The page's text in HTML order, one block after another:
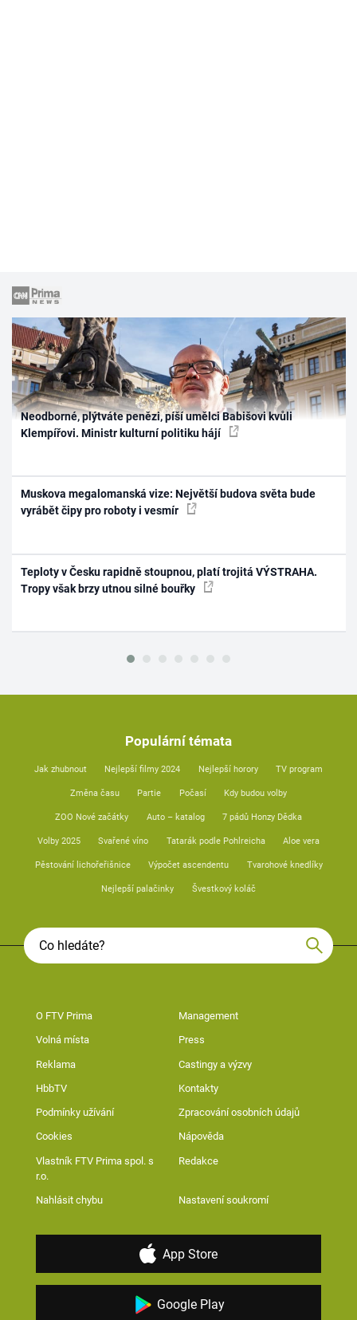
Neodborné, plýtváte penězi, píší umělci Babišovi kvůli
Klempířovi. Ministr kulturní politiku hájí
Muskova megalomanská vize: Největší budova světa bude
vyrábět čipy pro roboty i vesmír
Teploty v Česku rapidně stoupnou, platí trojitá VÝSTRAHA.
Tropy však brzy utnou silné bouřky
Populární témata
Jak zhubnout Nejlepší filmy 2024 Nejlepší horory TV program
Změna času Partie Počasí Kdy budou volby
ZOO Nové začátky Auto – katalog 7 pádů Honzy Dědka
Volby 2025 Svařené víno Tatarák podle Pohlreicha Aloe vera
Pěstování lichořeřišnice Výpočet ascendentu Tvarohové knedlíky
Nejlepší palačinky Švestkový koláč
O FTV Prima Management
Volná místa Press
Reklama Castingy a výzvy
HbbTV Kontakty
Podmínky užívání Zpracování osobních údajů
Cookies Nápověda
Vlastník FTV Prima spol. s
r.o.
Redakce
Nahlásit chybu Nastavení soukromí
App Store
Google Play